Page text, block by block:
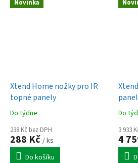
na stůl,...
Novinka
Xtend Home nožky pro IR
topné panely
Do týdne
238 Kč bez DPH
288 Kč / ks
Do košíku
230V,
Do
3 933
4